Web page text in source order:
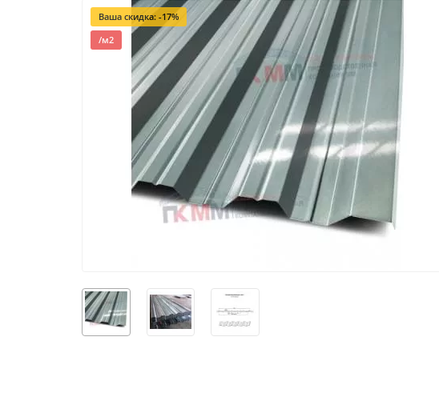
Ваша скидка: -17%
/м2